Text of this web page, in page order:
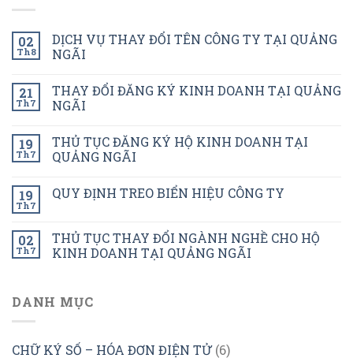
02
Th8
DỊCH VỤ THAY ĐỔI TÊN CÔNG TY TẠI QUẢNG
NGÃI
21
Th7
THAY ĐỔI ĐĂNG KÝ KINH DOANH TẠI QUẢNG
NGÃI
19
Th7
THỦ TỤC ĐĂNG KÝ HỘ KINH DOANH TẠI
QUẢNG NGÃI
19
Th7
QUY ĐỊNH TREO BIỂN HIỆU CÔNG TY
02
Th7
THỦ TỤC THAY ĐỔI NGÀNH NGHỀ CHO HỘ
KINH DOANH TẠI QUẢNG NGÃI
DANH MỤC
CHỮ KÝ SỐ – HÓA ĐƠN ĐIỆN TỬ(6)